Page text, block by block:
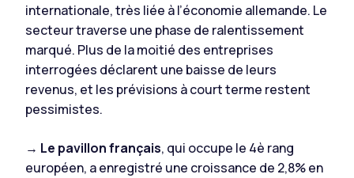
internationale, très liée à l’économie allemande. Le
secteur traverse une phase de ralentissement
marqué. Plus de la moitié des entreprises
interrogées déclarent une baisse de leurs
revenus, et les prévisions à court terme restent
pessimistes.
→ Le pavillon français, qui occupe le 4è rang
européen, a enregistré une croissance de 2,8% en